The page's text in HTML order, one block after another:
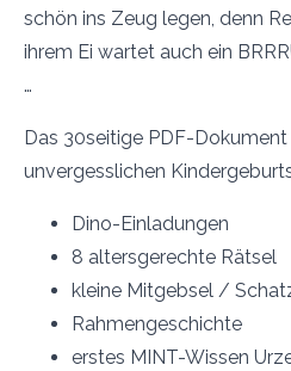
schön ins Zeug legen, denn
ihrem Ei wartet auch ein
…
Das 30seitige PDF-
unvergesslichen
Dino-Einladungen
8 altersgerechte Rätsel
kleine Mitgebsel /
Rahmengeschichte
erstes MINT-Wissen